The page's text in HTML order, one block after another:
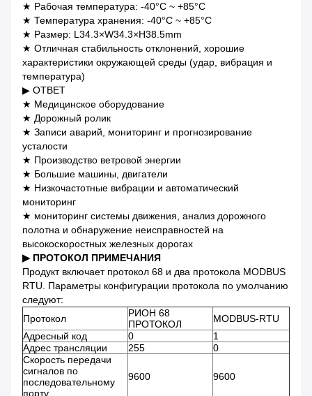
★ Рабочая температура: -40°C ~ +85°C
★ Температура хранения: -40°C ~ +85°C
★ Размер: L34.3×W34.3×H38.5mm
★ Отличная стабильность отклонений, хорошие
характеристики окружающей среды (удар, вибрация и
температура)
▶ ОТВЕТ
★ Медицинское оборудование
★ Дорожный ролик
★ Записи аварий, мониторинг и прогнозирование
усталости
★ Производство ветровой энергии
★ Большие машины, двигатели
★ Низкочастотные вибрации и автоматический
мониторинг
★ мониторинг системы движения, анализ дорожного
полотна и обнаружение неисправностей на
высокоскоростных железных дорогах
▶ ПРОТОКОЛ ПРИМЕЧАНИЯ
Продукт включает протокол 68 и два протокола MODBUS
RTU. Параметры конфигурации протокола по умолчанию
следуют:
Протокол
РИОН 68
ПРОТОКОЛ
MODBUS-RTU
Адресный код
0
1
Адрес трансляции
255
0
Скорость передачи
сигналов по
последовательному
порту
9600 9600